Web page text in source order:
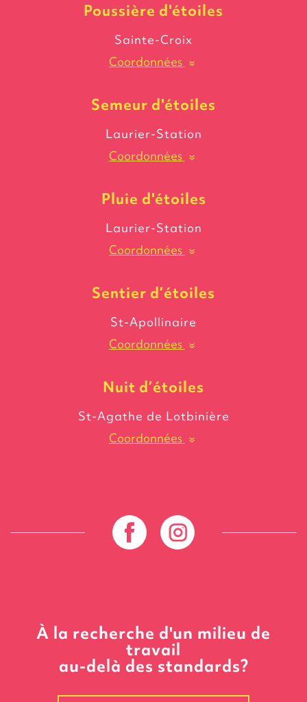
Poussière d'étoiles
Sainte-Croix
Coordonnées
»
Semeur d'étoiles
Laurier-Station
Coordonnées
»
Pluie d'étoiles
Laurier-Station
Coordonnées
»
Sentier d’étoiles
St-Apollinaire
Coordonnées
»
Nuit d’étoiles
St-Agathe de Lotbinière
Coordonnées
»
À la recherche d'un milieu de
travail
au-delà des standards?